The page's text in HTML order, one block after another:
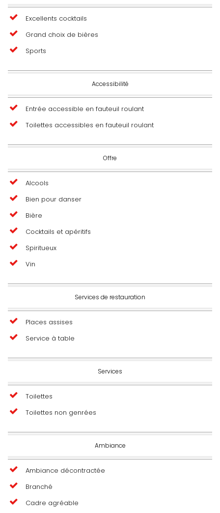
Excellents cocktails
Grand choix de bières
Sports
Accessibilité
Entrée accessible en fauteuil roulant
Toilettes accessibles en fauteuil roulant
Offre
Alcools
Bien pour danser
Bière
Cocktails et apéritifs
Spiritueux
Vin
Services de restauration
Places assises
Service à table
Services
Toilettes
Toilettes non genrées
Ambiance
Ambiance décontractée
Branché
Cadre agréable